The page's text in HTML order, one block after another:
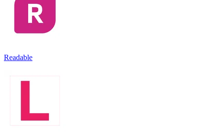
Readable